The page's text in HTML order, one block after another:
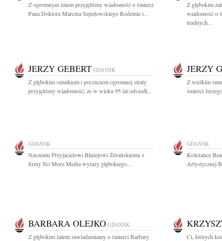
Z ogromnym żalem przyjęliśmy wiadomość o śmierci
Pana Doktora Marcina Sepełowskiego Rodzinie i...
Z głębokim
wiadomość o
trudnych...
JERZY GEBERT GDAŃSK
Z głębokim smutkiem i poczuciem ogromnej straty
przyjęliśmy wiadomość, że w wieku 95 lat odszedł...
JERZY
Z wielkim
śmierci
GDAŃSK
Naszemu Przyjacielowi Błażejowi Żórańskiemu z
firmy No More Media wyrazy głębokiego...
GDAŃSK
Koleżance
Artystycznej
BARBARA OLEJKO GDAŃSK
Z głębokim żalem zawiadamiamy o śmierci Barbary
Ci, których